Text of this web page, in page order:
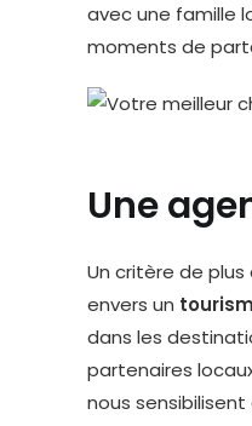
avec une famille
moments de
Une
Un critère de
envers un
dans les
partenaires
nous sensibilisent